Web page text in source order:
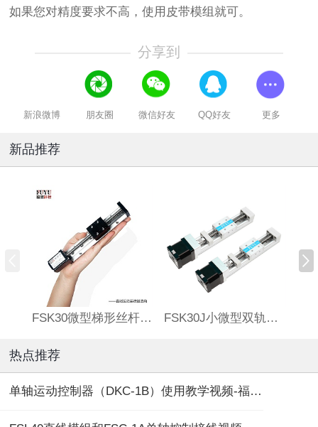
如果您对精度要求不高，使用皮带模组就可。
分享到
新浪微博 朋友圈 微信好友 QQ好友 更多
新品推荐
FSK30微型梯形丝杆滑台 FSK30J小微型双轨丝杆直线模组
热点推荐
单轴运动控制器（DKC-1B）使用教学视频-福誉专用